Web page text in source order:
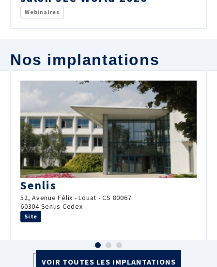
Webinaires
Nos implantations
Senlis
52, Avenue Félix - Louat - CS 80067
60304 Senlis Cedex
Site
VOIR TOUTES LES IMPLANTATIONS